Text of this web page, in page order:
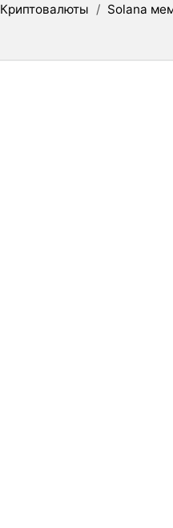
Криптовалюты / Solana